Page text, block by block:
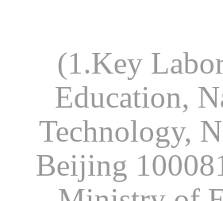
(1.Key
Education,
Technology,
Beijing